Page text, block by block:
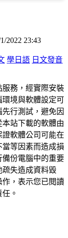
2022 23:43
學日語 日文發音
務，經實際安裝
境與軟體設定可
行測試，避免因
站下載的軟體由
軟體公司可能在
等因素而造成損
份電腦中的重要
失造成資料毀
，表示您已閱讀
。